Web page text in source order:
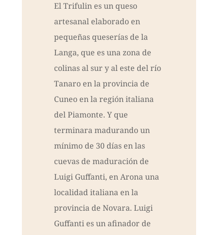
El Trifulin es un queso
artesanal elaborado en
pequeñas queserías de la
Langa, que es una zona de
colinas al sur y al este del río
Tanaro en la provincia de
Cuneo en la región italiana
del Piamonte. Y que
terminara madurando un
mínimo de 30 días en las
cuevas de maduración de
Luigi Guffanti, en Arona una
localidad italiana en la
provincia de Novara. Luigi
Guffanti es un afinador de